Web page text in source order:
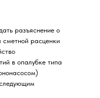
разъяснение о
сметной расценки
в опалубке типа